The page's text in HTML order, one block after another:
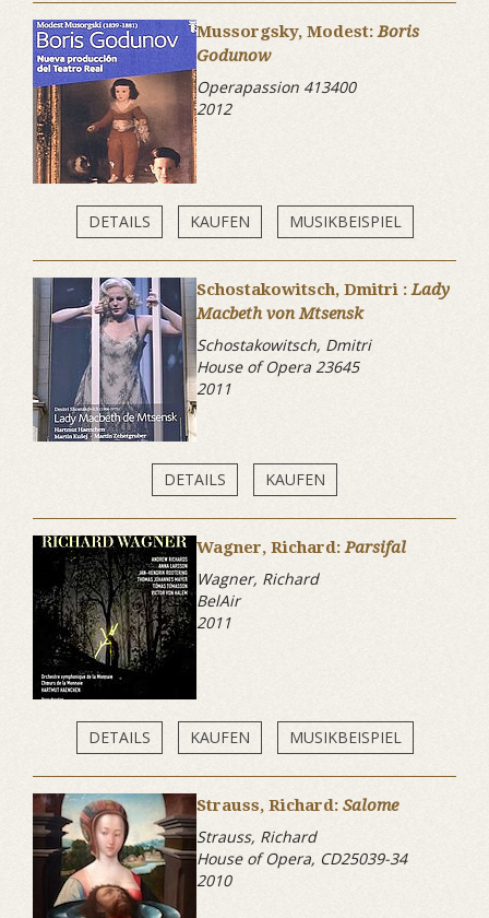
Mussorgsky, Modest:Boris
Godunow
Operapassion 413400
2012
DETAILS KAUFEN MUSIKBEISPIEL
Schostakowitsch, Dmitri :Lady
Macbeth von Mtsensk
Schostakowitsch, Dmitri
House of Opera 23645
2011
DETAILS KAUFEN
Wagner, Richard:Parsifal
Wagner, Richard
BelAir
2011
DETAILS KAUFEN MUSIKBEISPIEL
Strauss, Richard: Salome
Strauss, Richard
House of Opera, CD25039-34
2010